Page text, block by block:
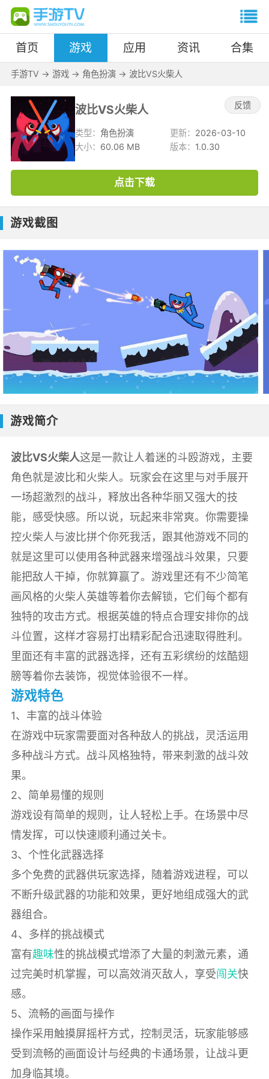
首页 游戏 应用 资讯 合集
手游TV -> 游戏-> 角色扮演-> 波比VS火柴人
波比VS火柴人 反馈
类型： 角色扮演 更新： 2026-03-10
大小： 60.06 MB 版本： 1.0.30
点击下载
游戏截图
游戏简介
波比VS火柴人这是一款让人着迷的斗殴游戏，主要
角色就是波比和火柴人。玩家会在这里与对手展开
一场超激烈的战斗，释放出各种华丽又强大的技
能，感受快感。所以说，玩起来非常爽。你需要操
控火柴人与波比拼个你死我活，跟其他游戏不同的
就是这里可以使用各种武器来增强战斗效果，只要
能把敌人干掉，你就算赢了。游戏里还有不少简笔
画风格的火柴人英雄等着你去解锁，它们每个都有
独特的攻击方式。根据英雄的特点合理安排你的战
斗位置，这样才容易打出精彩配合迅速取得胜利。
里面还有丰富的武器选择，还有五彩缤纷的炫酷翅
膀等着你去装饰，视觉体验很不一样。
游戏特色
1、丰富的战斗体验
在游戏中玩家需要面对各种敌人的挑战，灵活运用
多种战斗方式。战斗风格独特，带来刺激的战斗效
果。
2、简单易懂的规则
游戏设有简单的规则，让人轻松上手。在场景中尽
情发挥，可以快速顺利通过关卡。
3、个性化武器选择
多个免费的武器供玩家选择，随着游戏进程，可以
不断升级武器的功能和效果，更好地组成强大的武
器组合。
4、多样的挑战模式
富有趣味性的挑战模式增添了大量的刺激元素，通
过完美时机掌握，可以高效消灭敌人，享受闯关快
感。
5、流畅的画面与操作
操作采用触摸屏摇杆方式，控制灵活，玩家能够感
受到流畅的画面设计与经典的卡通场景，让战斗更
加身临其境。